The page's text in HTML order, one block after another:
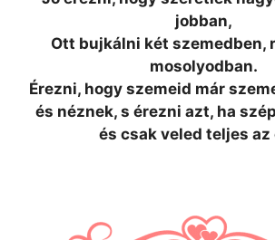
jobban,
Ott bujkálni két szemedben,
mosolyodban.
Érezni, hogy szemeid már
és néznek, s érezni azt, ha
és csak veled teljes az